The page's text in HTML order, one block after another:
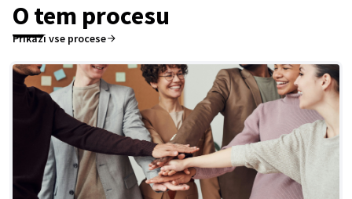
O tem procesu
Prikaži vse procese